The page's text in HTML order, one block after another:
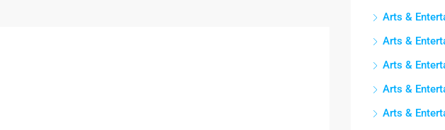
Arts &
Arts &
Arts &
Arts &
Arts &